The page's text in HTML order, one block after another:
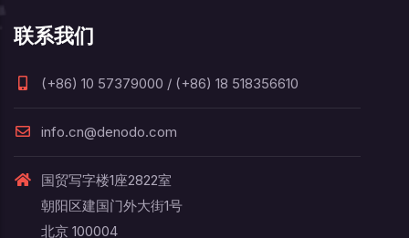
联系我们
(+86) 10 57379000 / (+86) 18 518356610
info.cn@denodo.com
国贸写字楼1座2822室
朝阳区建国门外大街1号
北京 100004